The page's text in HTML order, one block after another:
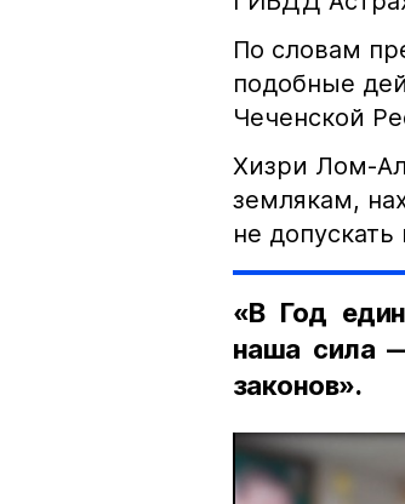
По словам
подобные
Чеченской
Хизри Лом-
землякам,
не
«В Год
наша сила
законов».